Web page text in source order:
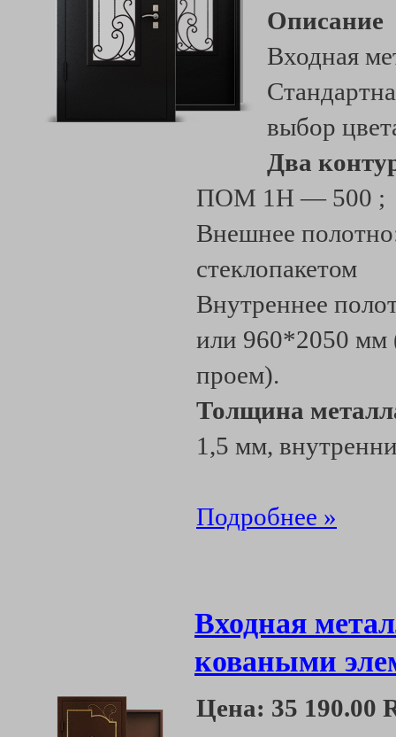
Описание
Входная
выбор
Два
ПОМ 1Н — 500 ;
Внешнее
стеклопакетом
Внутреннее
или 960*2050 мм
проем).
Толщина
1,5 мм,
Подробнее »
Входная
коваными
Цена: 35 190.00